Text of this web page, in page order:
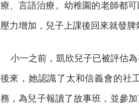
療、言語治療。幼稚園的老師都
壓力增加，兒子上課後回來就發脾
小一之前，凱欣兒子已被評估為
後來，她認識了太和信義會的社
務，為兒子報讀了故事班，並參